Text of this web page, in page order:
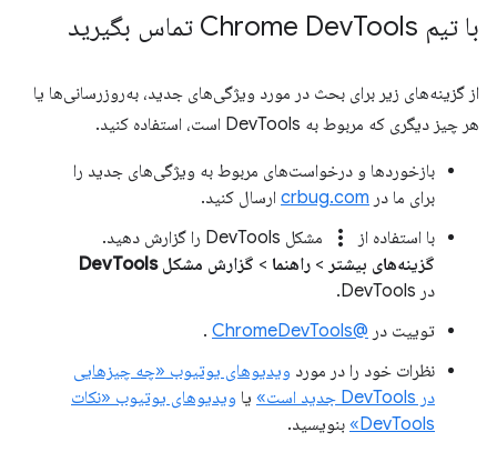
با تیم Chrome Dev Tools تماس بگیرید
از گزینه‌های زیر برای بحث در مورد ویژگی‌های جدید، به‌روزرسانی‌ها یا
هر چیز دیگری که مربوط به DevTools است، استفاده کنید.
بازخوردها و درخواست‌های مربوط به ویژگی‌های جدید را
برای ما در crbug.com ارسال کنید.
با استفاده از
more_vert
مشکل DevTools را گزارش دهید.
گزینه‌های بیشتر > راهنما > گزارش مشکل DevTools
در DevTools.
توییت در @ChromeDevTools
.
نظرات خود را در مورد ویدیوهای یوتیوب «چه چیزهایی
در DevTools جدید است»
یا ویدیوهای یوتیوب «نکات
DevTools»
بنویسید.